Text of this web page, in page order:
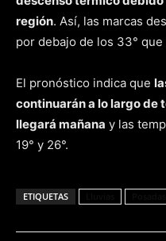
región. Así, las marcas
por debajo de los 33°
El pronóstico indica que
continuarán a lo largo de
llegará mañana y las
19° y 26°.
ETIQUETAS